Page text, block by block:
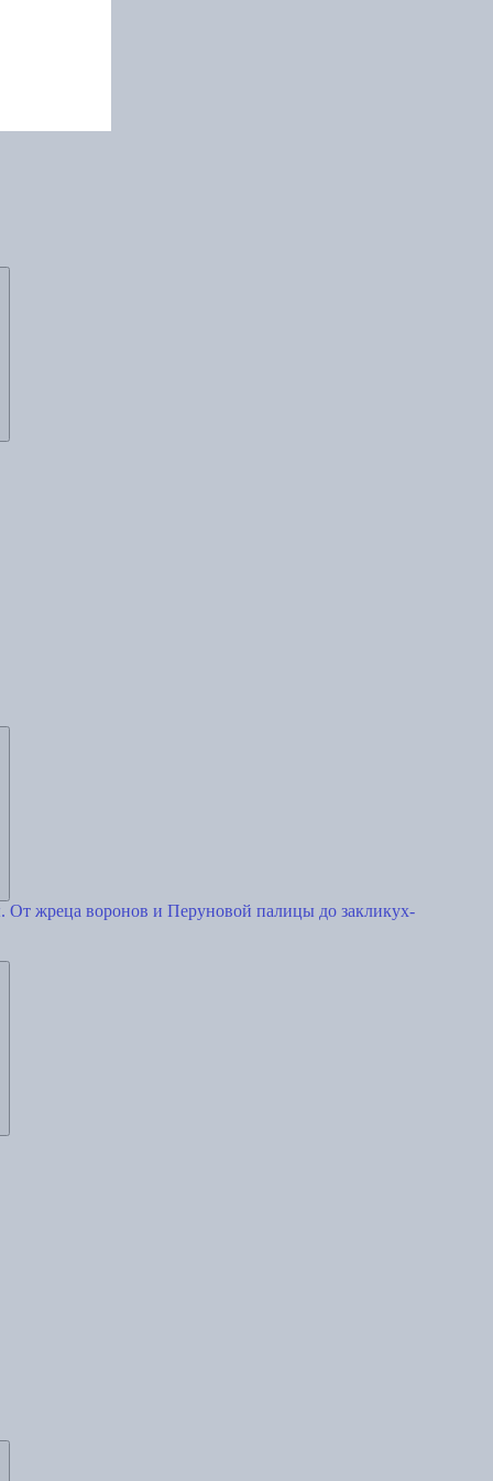
От жреца воронов и Перуновой палицы до закликух-